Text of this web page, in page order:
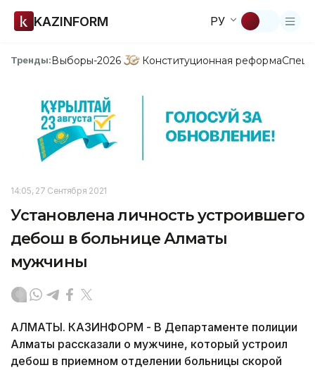
KAZINFORM РУ
Тренды:Выборы-2026 Конституционная реформа
14:05, 27 Сентября 2021
Установлена личность устроившего
дебош в больнице Алматы
мужчины
АЛМАТЫ. КАЗИНФОРМ - В Департаменте полиции
Алматы рассказали о мужчине, который устроил
дебош в приемном отделении больницы скорой